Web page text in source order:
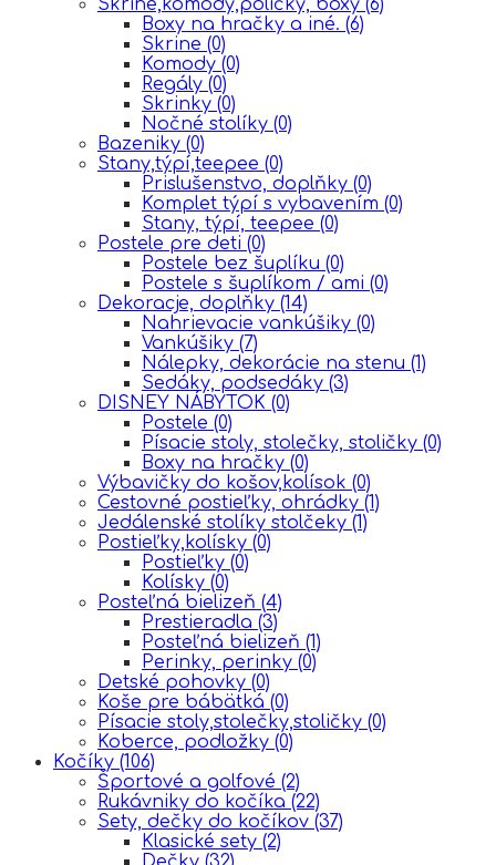
Boxy na hračky a iné. (6)
Skrine (0)
Komody (0)
Regály (0)
Skrinky (0)
Nočné stolíky (0)
Bazeniky (0)
Stany,týpí,teepee (0)
Prislušenstvo, doplňky (0)
Komplet týpí s vybavením (0)
Stany, týpí, teepee (0)
Postele pre deti (0)
Postele bez šuplíku (0)
Postele s šuplíkom / ami (0)
Dekoracje, doplňky (14)
Nahrievacie vankúšiky (0)
Vankúšiky (7)
Nálepky, dekorácie na stenu (1)
Sedáky, podsedáky (3)
DISNEY NÁBYTOK (0)
Postele (0)
Písacie stoly, stolečky, stoličky (0)
Boxy na hračky (0)
Výbavičky do košov,kolísok (0)
Cestovné postieľky, ohrádky (1)
Jedálenské stolíky stolčeky (1)
Postieľky,kolísky (0)
Postieľky (0)
Kolísky (0)
Posteľná bielizeň (4)
Prestieradla (3)
Posteľná bielizeň (1)
Perinky, perinky (0)
Detské pohovky (0)
Koše pre bábätká (0)
Písacie stoly,stolečky,stoličky (0)
Koberce, podložky (0)
Kočíky (106)
Športové a golfové (2)
Rukávniky do kočíka (22)
Sety, dečky do kočíkov (37)
Klasické sety (2)